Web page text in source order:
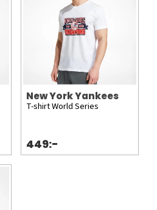
New York Yankees
T-shirt World Series
449:-